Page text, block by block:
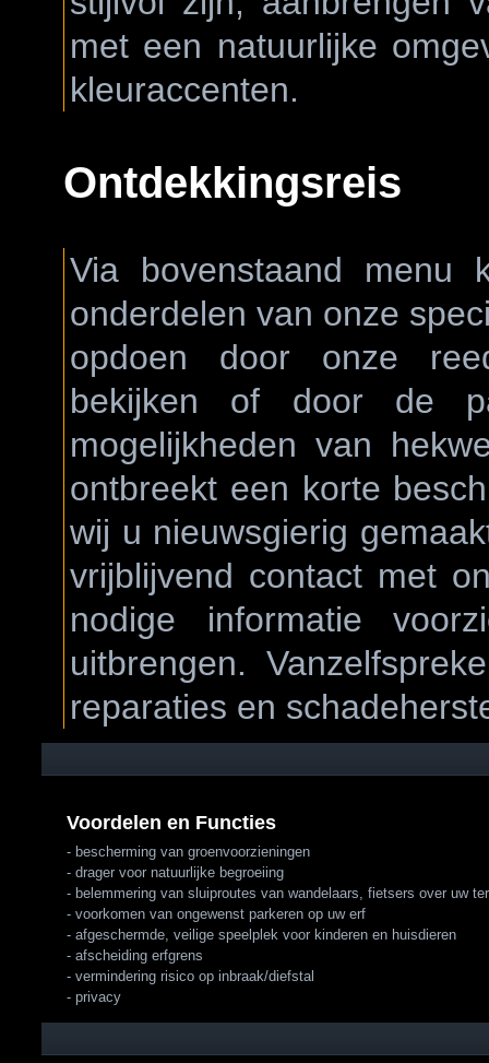
met een natuurlijke
kleuraccenten.
Ontdekkingsreis
Via bovenstaand menu
onderdelen van onze
opdoen door onze
bekijken of door de
mogelijkheden van
ontbreekt een korte
wij u nieuwsgierig
vrijblijvend contact met
nodige informatie
uitbrengen.
reparaties en
Voordelen en Functies
- bescherming van groenvoorzieningen
- drager voor natuurlijke begroeiing
- belemmering van sluiproutes van wandelaars, fietsers over uw
- voorkomen van ongewenst parkeren op uw erf
- afgeschermde, veilige speelplek voor kinderen en huisdieren
- afscheiding erfgrens
- vermindering risico op inbraak/diefstal
- privacy